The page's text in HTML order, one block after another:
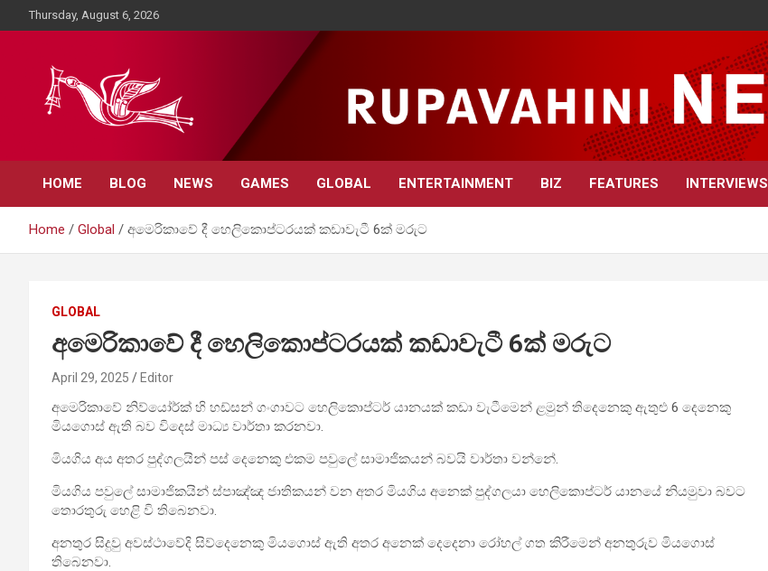
to
Thursday, August 6, 2026
Rupavahini News
HOME BLOG NEWS GAMES GLOBAL ENTERTAINMENT BIZ FEATURES INTERVIEWS
Home Global අමෙරිකාවේ දී හෙලිකොප්ටරයක් කඩාවැටී 6ක් මරුට
GLOBAL
අමෙරිකාවේ දී හෙලිකොප්ටරයක් කඩාවැටී 6ක් මරුට
April 29, 2025 Editor
අමෙරිකාවේ නිව්යෝර්ක් හි හඩ්සන් ගංගාවට හෙලිකොප්ටර් යානයක් කඩා වැටීමෙන් ළමුන් තිදෙනෙකු ඇතුළු 6 දෙනෙකු
මියගොස් ඇති බව විදෙස් මාධ්‍ය වාර්තා කරනවා.
මියගිය අය අතර පුද්ගලයින් පස් දෙනෙකු එකම පවුලේ සාමාජිකයන් බවයි වාර්තා වන්නේ.
මියගිය පවුලේ සාමාජිකයින් ස්පාඤ්ඤ ජාතිකයන් වන අතර මියගිය අනෙක් පුද්ගලයා හෙලිකොප්ටර් යානයේ නියමුවා බවට
තොරතුරු හෙළි වි තිබෙනවා.
අනතුර සිදුවු අවස්ථාවේදි සිව්දෙනෙකු මියගොස් ඇති අතර අනෙක් දෙදෙනා රෝහල් ගත කිරීමෙන් අනතුරුව මියගොස්
තිබෙනවා.